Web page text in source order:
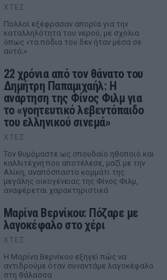
ΧΤΕΣ
Πολλοί εξέφρασαν απορία για την
καταλληλότητα του νερού, με σχόλια
όπως «τα πόδια του δεν ήταν μέσα σε
αυτό;»
22 χρόνια από τον θάνατο του
Δημήτρη Παπαμιχαήλ: Η
ανάρτηση της Φίνος Φιλμ για
το «γοητευτικό λεβεντόπαιδο
του ελληνικού σινεμά»
ΧΤΕΣ
Τον θυμόμαστε ως σπουδαίο ηθοποιό και
καλλιτέχνη που αποτέλεσε, μαζί με την
Αλίκη, αναπόσπαστο κομμάτι της
μεγάλης οικογένειας της Φίνος Φιλμ,
αναφέρεται χαρακτηριστικά
Μαρίνα Βερνίκου: Πόζαρε με
λαγοκέφαλο στο χέρι
ΧΤΕΣ
Η Μαρίνα Βερνίκου εξηγεί πώς να
αντιδρούμε όταν συναντάμε λαγοκέφαλο
στη θάλασσα